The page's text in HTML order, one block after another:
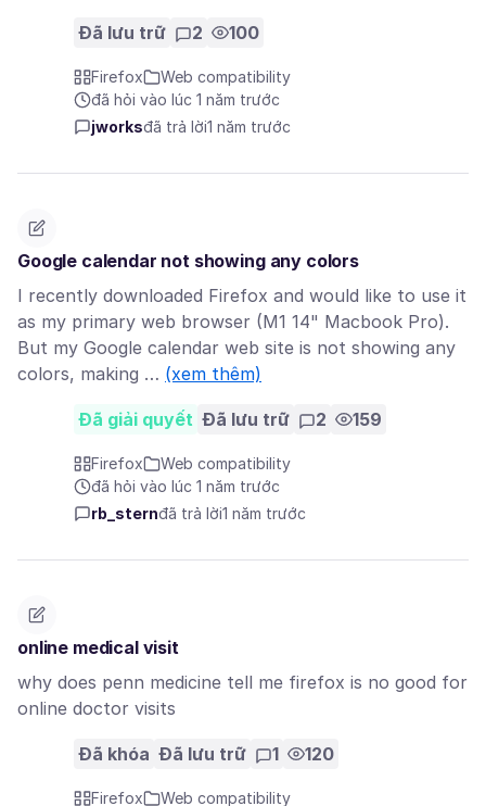
Đã lưu trữ 2 100
Firefox
Web compatibility
đã hỏi vào lúc 1 năm trước
jworksđã trả lời1 năm trước
Google calendar not showing any colors
I recently downloaded Firefox and would like to use it
as my primary web browser (M1 14" Macbook Pro).
But my Google calendar web site is not showing any
colors, making … (xem thêm)
Đã giải quyết Đã lưu trữ 2 159
Firefox
Web compatibility
đã hỏi vào lúc 1 năm trước
rb_sternđã trả lời1 năm trước
online medical visit
why does penn medicine tell me firefox is no good for
online doctor visits
Đã khóa Đã lưu trữ 1 120
Firefox
Web compatibility